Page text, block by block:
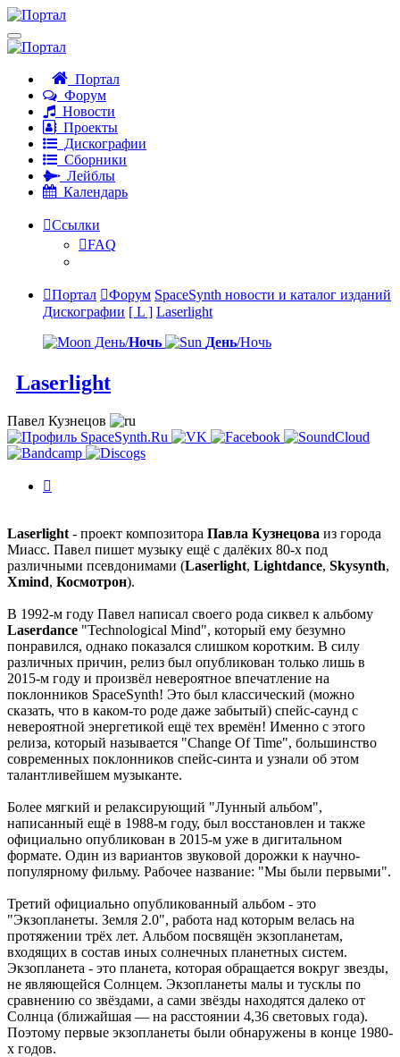
Портал
Форум
Новости
Проекты
Дискографии
Сборники
Лейблы
Календарь
Ссылки
FAQ
Портал Форум SpaceSynth новости и каталог изданий
Дискографии [ L ] Laserlight
День/Ночь День/Ночь
Laserlight
Павел Кузнецов
Laserlight - проект композитора Павла Кузнецова из города
Миасс. Павел пишет музыку ещё с далёких 80-х под
различными псевдонимами (Laserlight, Lightdance, Skysynth,
Xmind, Космотрон).
В 1992-м году Павел написал своего рода сиквел к альбому
Laserdance "Technological Mind", который ему безумно
понравился, однако показался слишком коротким. В силу
различных причин, релиз был опубликован только лишь в
2015-м году и произвёл невероятное впечатление на
поклонников SpaceSynth! Это был классический (можно
сказать, что в каком-то роде даже забытый) спейс-саунд с
невероятной энергетикой ещё тех времён! Именно с этого
релиза, который называется "Change Of Time", большинство
современных поклонников спейс-синта и узнали об этом
талантливейшем музыканте.
Более мягкий и релаксирующий "Лунный альбом",
написанный ещё в 1988-м году, был восстановлен и также
официально опубликован в 2015-м уже в дигитальном
формате. Один из вариантов звуковой дорожки к научно-
популярному фильму. Рабочее название: "Мы были первыми".
Третий официально опубликованный альбом - это
"Экзопланеты. Земля 2.0", работа над которым велась на
протяжении трёх лет. Альбом посвящён экзопланетам,
входящих в состав иных солнечных планетных систем.
Экзопланета - это планета, которая обращается вокруг звезды,
не являющейся Солнцем. Экзопланеты малы и тусклы по
сравнению со звёздами, а сами звёзды находятся далеко от
Солнца (ближайшая — на расстоянии 4,36 световых года).
Поэтому первые экзопланеты были обнаружены в конце 1980-
х годов.